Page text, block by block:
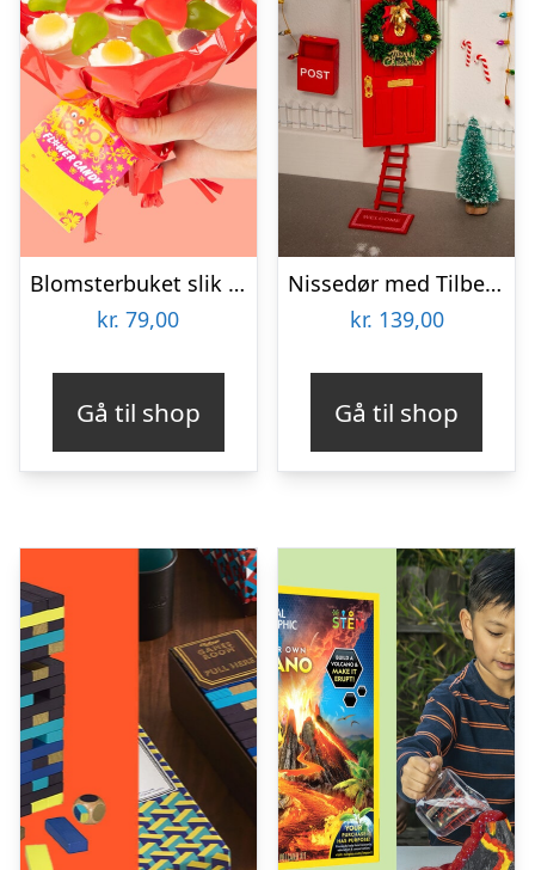
Blomsterbuket slik – Look-O-Look
kr. 79,00
Gå til shop
Nissedør med Tilbehør
kr. 139,00
Gå til shop